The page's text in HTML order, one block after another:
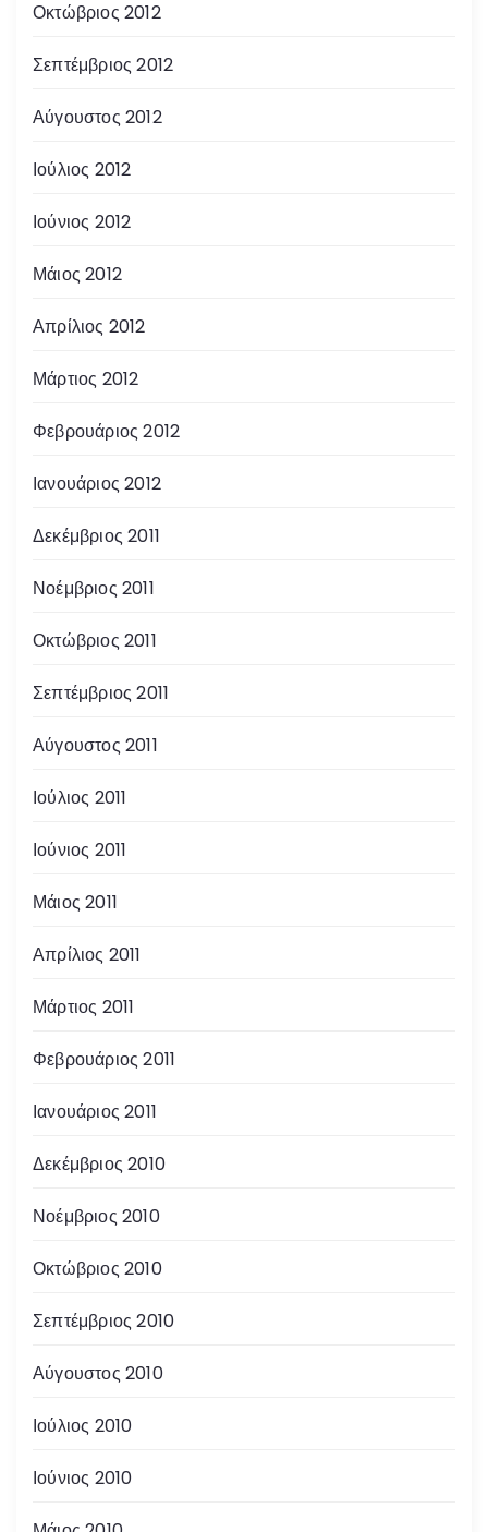
Οκτώβριος 2012
Σεπτέμβριος 2012
Αύγουστος 2012
Ιούλιος 2012
Ιούνιος 2012
Μάιος 2012
Απρίλιος 2012
Μάρτιος 2012
Φεβρουάριος 2012
Ιανουάριος 2012
Δεκέμβριος 2011
Νοέμβριος 2011
Οκτώβριος 2011
Σεπτέμβριος 2011
Αύγουστος 2011
Ιούλιος 2011
Ιούνιος 2011
Μάιος 2011
Απρίλιος 2011
Μάρτιος 2011
Φεβρουάριος 2011
Ιανουάριος 2011
Δεκέμβριος 2010
Νοέμβριος 2010
Οκτώβριος 2010
Σεπτέμβριος 2010
Αύγουστος 2010
Ιούλιος 2010
Ιούνιος 2010